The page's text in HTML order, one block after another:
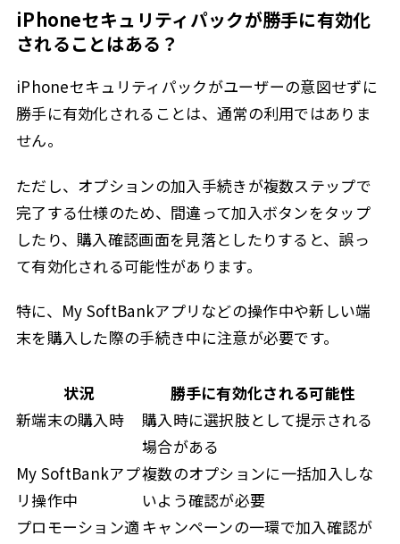
iPhoneセキュリティパックが勝手に有効化
されることはある？
iPhoneセキュリティパックがユーザーの意図せずに
勝手に有効化されることは、通常の利用ではありま
せん。
ただし、オプションの加入手続きが複数ステップで
完了する仕様のため、間違って加入ボタンをタップ
したり、購入確認画面を見落としたりすると、誤っ
て有効化される可能性があります。
特に、My SoftBankアプリなどの操作中や新しい端
末を購入した際の手続き中に注意が必要です。
状況
勝手に有効化される可能性
新端末の購入時
購入時に選択肢として提示される
場合がある
My SoftBankアプ
リ操作中
複数のオプションに一括加入しな
いよう確認が必要
プロモーション適 キャンペーンの一環で加入確認が